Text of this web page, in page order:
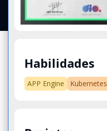
Habilidades
APP Engine Kubernetes